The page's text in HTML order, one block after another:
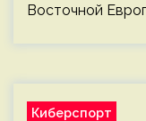
Восточной
Киберспорт